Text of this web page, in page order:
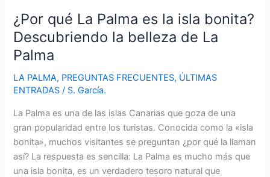
¿Por qué La Palma es la isla bonita?
Descubriendo la belleza de La
Palma
LA PALMA, PREGUNTAS FRECUENTES, ÚLTIMAS
ENTRADAS / S. García.
La Palma es una de las islas Canarias que goza de una
gran popularidad entre los turistas. Conocida como la «isla
bonita», muchos visitantes se preguntan ¿por qué la llaman
así? La respuesta es sencilla: La Palma es mucho más que
una isla bonita, es un verdadero tesoro natural que